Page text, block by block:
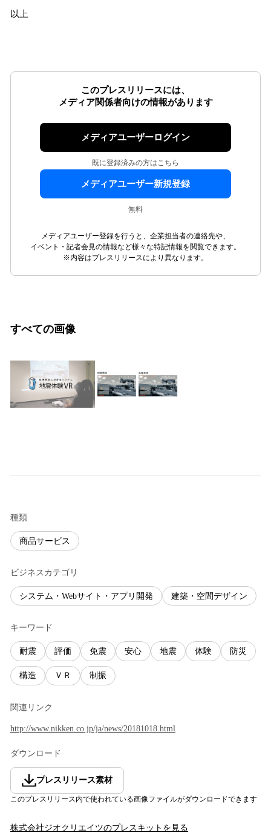
以上
このプレスリリースには、
メディア関係者向けの情報があります
メディアユーザーログイン
既に登録済みの方はこちら
メディアユーザー新規登録
無料
メディアユーザー登録を行うと、企業担当者の連絡先や、
イベント・記者会見の情報など様々な特記情報を閲覧できます。
※内容はプレスリリースにより異なります。
すべての画像
種類
商品サービス
ビジネスカテゴリ
システム・Webサイト・アプリ開発 建築・空間デザイン
キーワード
耐震 評価 免震 安心 地震 体験 防災
構造 ＶＲ 制振
関連リンク
http://www.nikken.co.jp/ja/news/20181018.html
ダウンロード
プレスリリース素材
このプレスリリース内で使われている画像ファイルがダウンロードできます
株式会社ジオクリエイツのプレスキットを見る